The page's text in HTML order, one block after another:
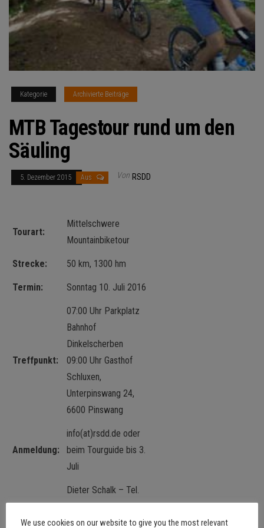
Kategorie Archivierte Beiträge
MTB Tagestour rund um den
Säuling
5. Dezember 2015 Aus Von RSDD
Tourart:
Mittelschwere
Mountainbiketour
Strecke: 50 km, 1300 hm
Termin: Sonntag 10. Juli 2016
Treffpunkt:
07:00 Uhr Parkplatz
Bahnhof
Dinkelscherben
09:00 Uhr Gasthof
Schluxen,
Unterpinswang 24,
6600 Pinswang
Anmeldung:
info(at)rsdd.de oder
beim Tourguide bis 3.
Juli
Dieter Schalk – Tel.
08152 96109, Handy
0170 7595922
We use cookies on our website to give you the most relevant